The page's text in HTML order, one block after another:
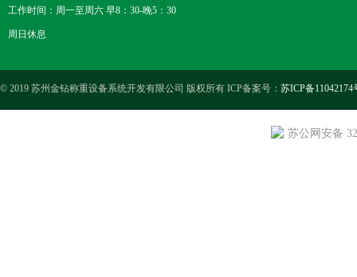
工作时间：周一至周六 早8：30-晚5：30
周日休息
© 2019 苏州金钻称重设备系统开发有限公司 版权所有 ICP备案号： 苏ICP备11042174
苏公网安备